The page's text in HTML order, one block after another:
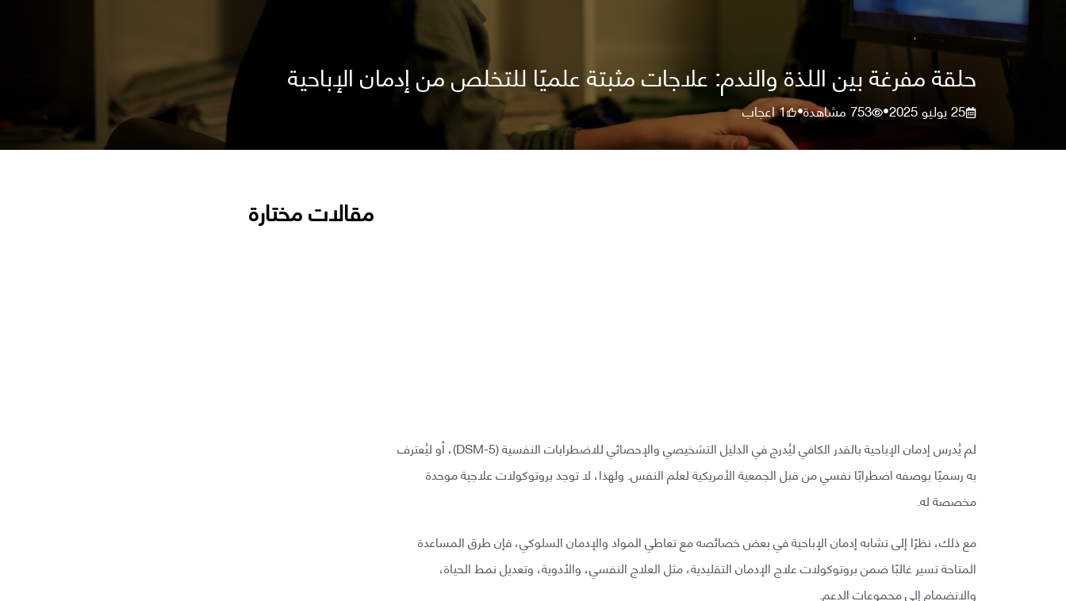
حلقة مفرغة بين اللذة والندم: علاجات مثبتة علميًا للتخلص من إدمان الإباحية
25 يوليو 2025 •
753مشاهدة•
1اعجاب
لم يُدرس إدمان الإباحية بالقدر الكافي ليُدرج في الدليل التشخيصي والإحصائي للاضطرابات النفسية (DSM-5)، أو ليُعترف
به رسميًا بوصفه اضطرابًا نفسي من قبل الجمعية الأمريكية لعلم النفس. ولهذا، لا توجد بروتوكولات علاجية موحدة
مخصصة له.
مع ذلك، نظرًا إلى تشابه إدمان الإباحية في بعض خصائصه مع تعاطي المواد والإدمان السلوكي، فإن طرق المساعدة
المتاحة تسير غالبًا ضمن بروتوكولات علاج الإدمان التقليدية، مثل العلاج النفسي، والأدوية، وتعديل نمط الحياة،
والانضمام إلى مجموعات الدعم.
مقالات مختارة